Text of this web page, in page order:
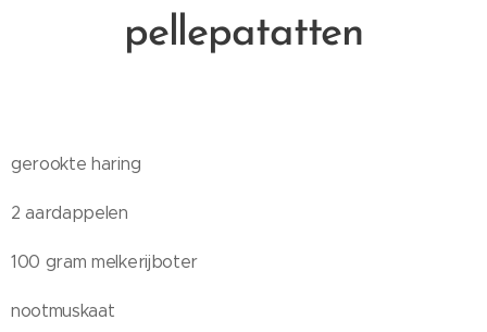
pellepatatten
gerookte haring
2 aardappelen
100 gram melkerijboter
nootmuskaat